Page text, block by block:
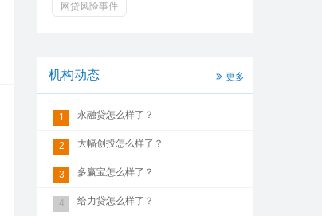
网贷风险事件
机构动态 更多
1 永融贷怎么样了？
2 大幅创投怎么样了？
3 多赢宝怎么样了？
4 给力贷怎么样了？